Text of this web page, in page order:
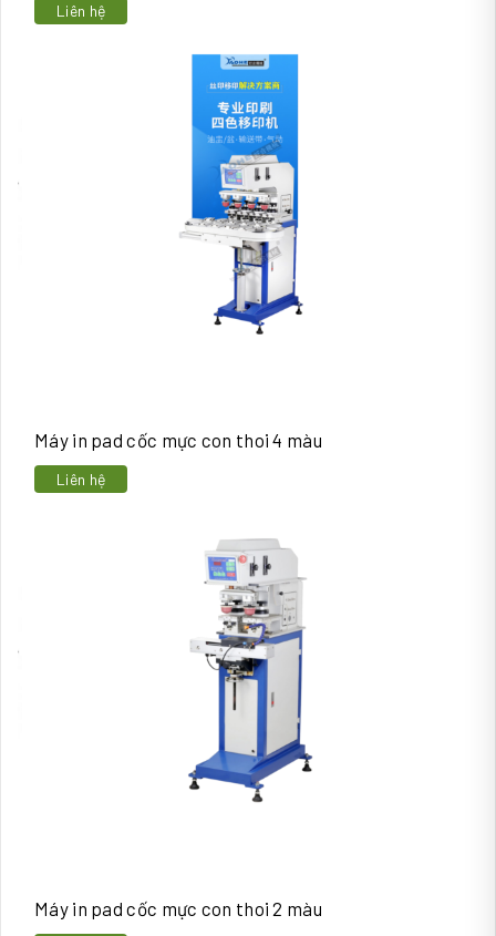
Liên hệ
Máy in pad cốc mực con thoi 4 màu
Liên hệ
Máy in pad cốc mực con thoi 2 màu